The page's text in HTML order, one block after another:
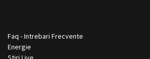
Faq - Intrebari Frecvente
Energie